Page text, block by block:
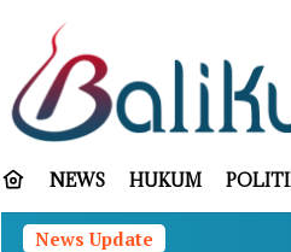
NEWS HUKUM
News Update Operasi